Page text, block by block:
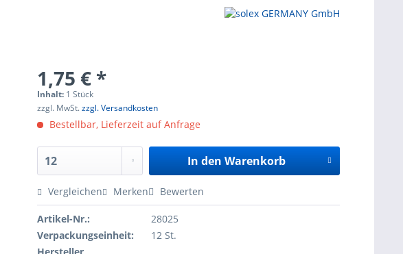
1,75 € *
Inhalt: 1 Stück
zzgl. MwSt.zzgl. Versandkosten
Bestellbar, Lieferzeit auf Anfrage
In den Warenkorb
Vergleichen Merken Bewerten
Artikel-Nr.:
28025
Verpackungseinheit:
12 St.